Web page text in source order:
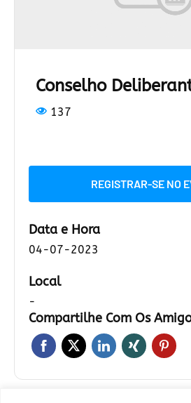
Conselho
137
REGISTRAR-SE NO
Data e Hora
04-07-2023
Local
-
Compartilhe Com Os